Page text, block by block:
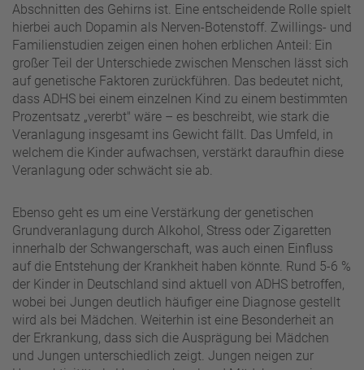
Abschnitten des Gehirns ist. Eine entscheidende Rolle spielt
hierbei auch Dopamin als Nerven-Botenstoff. Zwillings- und
Familienstudien zeigen einen hohen erblichen Anteil: Ein
großer Teil der Unterschiede zwischen Menschen lässt sich
auf genetische Faktoren zurückführen. Das bedeutet nicht,
dass ADHS bei einem einzelnen Kind zu einem bestimmten
Prozentsatz „vererbt" wäre – es beschreibt, wie stark die
Veranlagung insgesamt ins Gewicht fällt. Das Umfeld, in
welchem die Kinder aufwachsen, verstärkt daraufhin diese
Veranlagung oder schwächt sie ab.
Ebenso geht es um eine Verstärkung der genetischen
Grundveranlagung durch Alkohol, Stress oder Zigaretten
innerhalb der Schwangerschaft, was auch einen Einfluss
auf die Entstehung der Krankheit haben könnte. Rund 5-6 %
der Kinder in Deutschland sind aktuell von ADHS betroffen,
wobei bei Jungen deutlich häufiger eine Diagnose gestellt
wird als bei Mädchen. Weiterhin ist eine Besonderheit an
der Erkrankung, dass sich die Ausprägung bei Mädchen
und Jungen unterschiedlich zeigt. Jungen neigen zur